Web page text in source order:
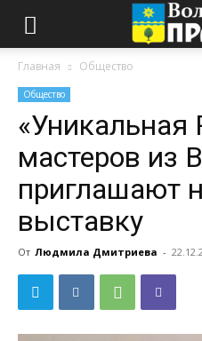
Главная Общество
Общество
«Уникальная
мастеров из
приглашают
выставку
От Людмила Дмитриева -